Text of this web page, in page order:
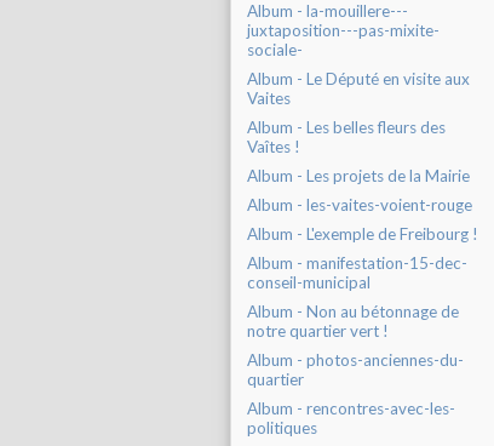
Album - la-mouillere---
juxtaposition---pas-mixite-
sociale-
Album - Le Député en visite aux
Vaites
Album - Les belles fleurs des
Vaîtes !
Album - Les projets de la Mairie
Album - les-vaites-voient-rouge
Album - L'exemple de Freibourg !
Album - manifestation-15-dec-
conseil-municipal
Album - Non au bétonnage de
notre quartier vert !
Album - photos-anciennes-du-
quartier
Album - rencontres-avec-les-
politiques